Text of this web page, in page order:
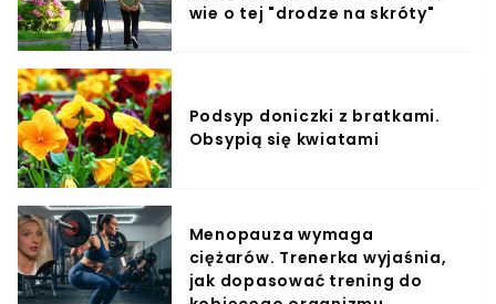
wie o tej "drodze na skróty"
Podsyp doniczki z bratkami.
Obsypią się kwiatami
Menopauza wymaga
ciężarów. Trenerka wyjaśnia,
jak dopasować trening do